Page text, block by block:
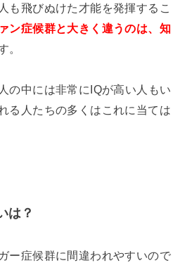
も飛びぬけた才能を発揮するこ
ン症候群と大きく違うのは、知
。
の中には非常にIQが高い人もい
る人たちの多くはこれに当ては
は？
ー症候群に間違われやすいので